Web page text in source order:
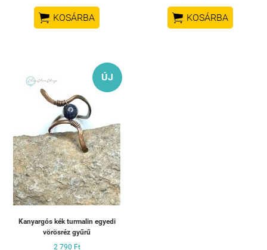
 KOSÁRBA  KOSÁRBA
ÚJ
Kanyargós kék turmalin egyedi
vörösréz gyűrű
2 790 Ft